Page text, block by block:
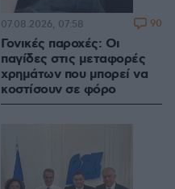
Γονικές παροχές: Οι
παγίδες στις μεταφορές
χρημάτων που μπορεί να
κοστίσουν σε φόρο
07.08.2026, 07:58 90